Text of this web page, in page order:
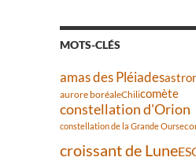
MOTS-CLÉS
amas des Pléiades
aurore boréaleChilicomète
constellation d'Orion
constellation de la Grande Ourse
croissant de Lune